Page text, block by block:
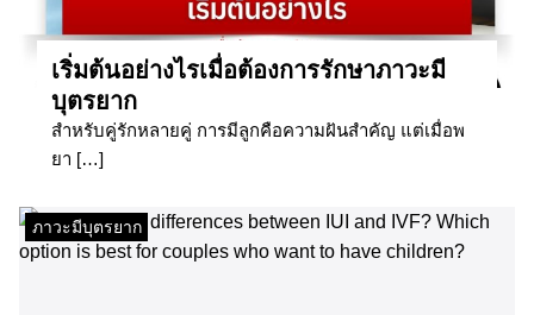
เริ่มต้นอย่างไรเมื่อต้องการรักษาภาวะมี
บุตรยาก
สำหรับคู่รักหลายคู่ การมีลูกคือความฝันสำคัญ แต่เมื่อพ
ยา […]
ภาวะมีบุตรยาก